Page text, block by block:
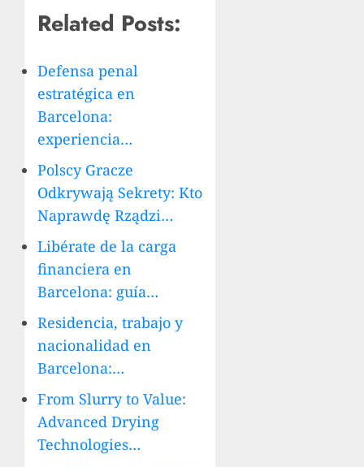
Related Posts:
Defensa penal
estratégica en
Barcelona:
experiencia…
Polscy Gracze
Odkrywają Sekrety: Kto
Naprawdę Rządzi…
Libérate de la carga
financiera en
Barcelona: guía…
Residencia, trabajo y
nacionalidad en
Barcelona:…
From Slurry to Value:
Advanced Drying
Technologies…